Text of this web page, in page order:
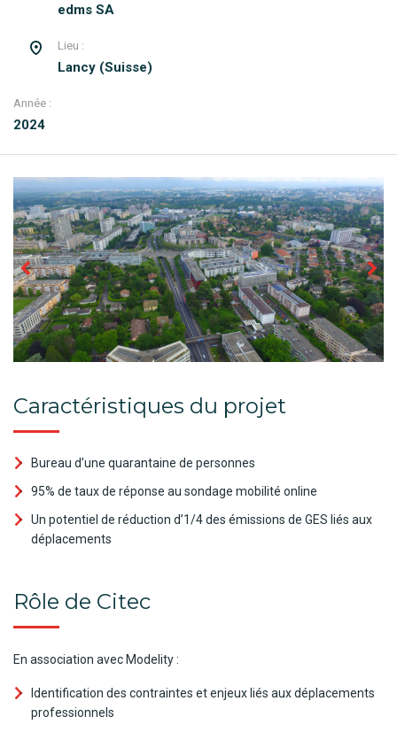
edms SA
Lieu :
Lancy (Suisse)
Année :
2024
Caractéristiques du projet
Bureau d’une quarantaine de personnes
95% de taux de réponse au sondage mobilité online
Un potentiel de réduction d’1/4 des émissions de GES liés aux
déplacements
Rôle de Citec
En association avec Modelity :
Identification des contraintes et enjeux liés aux déplacements
professionnels